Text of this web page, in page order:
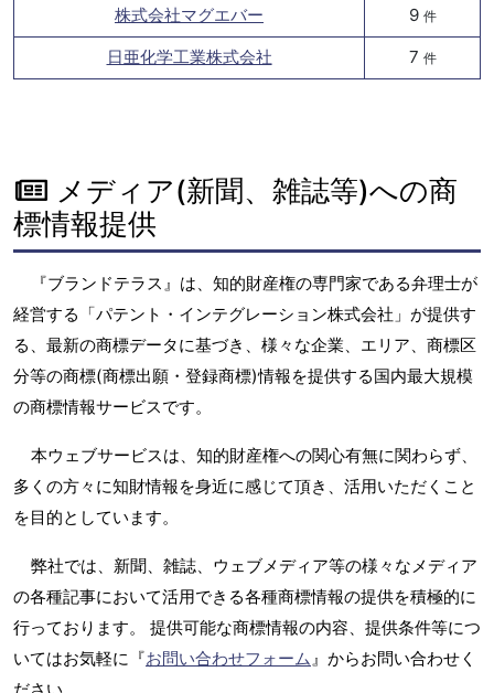
株式会社マグエバー 9 件
日亜化学工業株式会社 7 件
メディア(新聞、雑誌等)への商
標情報提供
『ブランドテラス』は、知的財産権の専門家である弁理士が
経営する「パテント・インテグレーション株式会社」が提供す
る、最新の商標データに基づき、様々な企業、エリア、商標区
分等の商標(商標出願・登録商標)情報を提供する国内最大規模
の商標情報サービスです。
本ウェブサービスは、知的財産権への関心有無に関わらず、
多くの方々に知財情報を身近に感じて頂き、活用いただくこと
を目的としています。
弊社では、新聞、雑誌、ウェブメディア等の様々なメディア
の各種記事において活用できる各種商標情報の提供を積極的に
行っております。 提供可能な商標情報の内容、提供条件等につ
いてはお気軽に『お問い合わせフォーム』からお問い合わせく